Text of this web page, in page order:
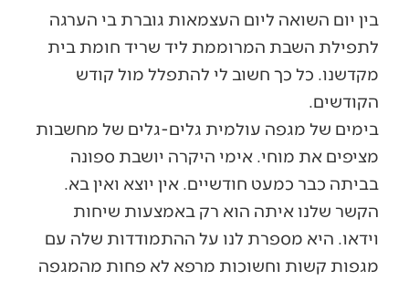
בין יום השואה ליום העצמאות גוברת בי הערגה
לתפילת השבת המרוממת ליד שריד חומת בית
מקדשנו. כל כך חשוב לי להתפלל מול קודש
הקודשים.
בימים של מגפה עולמית גלים-גלים של מחשבות
מציפים את מוחי. אימי היקרה יושבת ספונה
בביתה כבר כמעט חודשיים. אין יוצא ואין בא.
הקשר שלנו איתה הוא רק באמצעות שיחות
וידאו. היא מספרת לנו על ההתמודדות שלה עם
מגפות קשות וחשוכות מרפא לא פחות מהמגפה